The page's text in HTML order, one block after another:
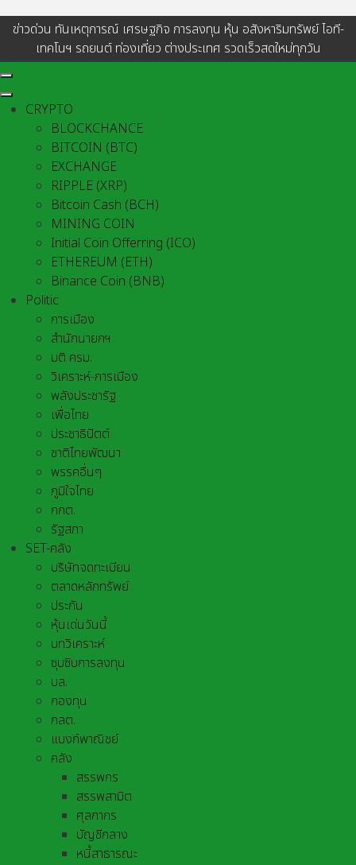
ข่าวด่วน ทันเหตุการณ์ เศรษฐกิจ การลงทุน หุ้น อสังหาริมทรัพย์ ไอที-
เทคโนฯ รถยนต์ ท่องเที่ยว ต่างประเทศ รวดเร็วสดใหม่ทุกวัน
CRYPTO
BLOCKCHANCE
BITCOIN (BTC)
EXCHANGE
RIPPLE (XRP)
Bitcoin Cash (BCH)
MINING COIN
Initial Coin Offerring (ICO)
ETHEREUM (ETH)
Binance Coin (BNB)
Politic
การเมือง
สำนักนายกฯ
มติ ครม.
วิเคราะห์-การเมือง
พลังประชารัฐ
เพื่อไทย
ประชาธิปัตต์
ชาติไทยพัฒนา
พรรคอื่นๆ
ภูมิใจไทย
กกต.
รัฐสภา
SET-คลัง
บริษัทจดทะเบียน
ตลาดหลักทรัพย์
ประกัน
หุ้นเด่นวันนี้
บทวิเคราะห์
ซุบซิบการลงทุน
บล.
กองทุน
กลต.
แบงก์พาณิชย์
คลัง
สรรพกร
สรรพสามิต
ศุลกากร
บัญชีกลาง
หนี้สาธารณะ